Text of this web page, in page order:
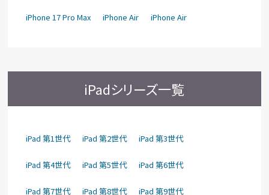
iPhone 17 Pro Max iPhone Air iPhone Air
iPadシリーズ一覧
iPad 第1世代 iPad 第2世代 iPad 第3世代
iPad 第4世代 iPad 第5世代 iPad 第6世代
iPad 第7世代 iPad 第8世代 iPad 第9世代